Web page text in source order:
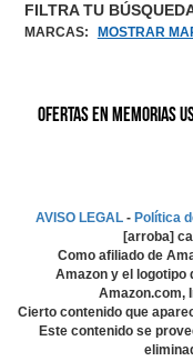
FILTRA TU
MARCAS: MOSTRAR
Ofertas en Memorias
AVISO LEGAL- Política
[arroba]
Como afiliado de
Amazon y el
Amazon.com,
Cierto contenido que
Este contenido se